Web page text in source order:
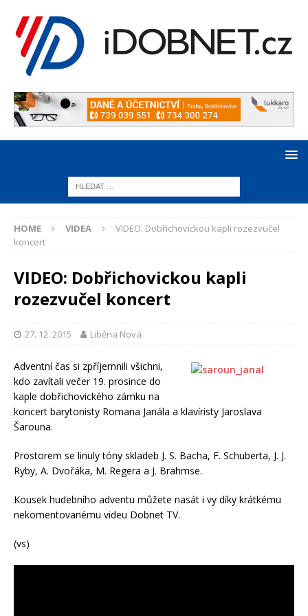
HOME VIDEA
VIDEO: Dobřichovickou kapli rozezvučel
koncert
VIDEO: Dobřichovickou kapli
rozezvučel koncert
27. 12. 2015 Liběna Nová
Adventní čas si zpříjemnili všichni,
kdo zavítali večer 19. prosince do
kaple dobřichovického zámku na
koncert barytonisty Romana Janála a klavíristy Jaroslava
Šarouna.
Prostorem se linuly tóny skladeb J. S. Bacha, F. Schuberta, J. J.
Ryby, A. Dvořáka, M. Regera a J. Brahmse.
Kousek hudebního adventu můžete nasát i vy díky krátkému
nekomentovanému videu Dobnet TV.
(vs)